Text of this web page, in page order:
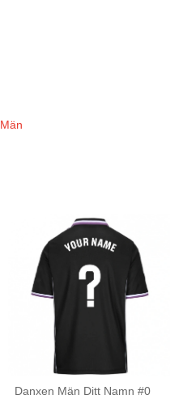
Män
Danxen Män Ditt Namn #0